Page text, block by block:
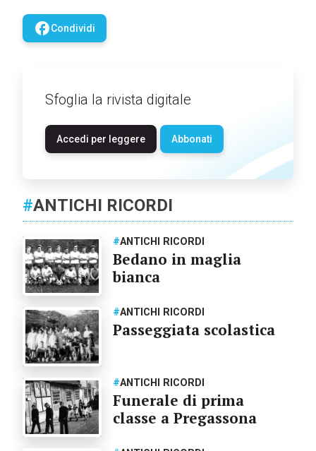
facebookCondividi
Sfoglia la rivista digitale
Accedi per leggere Abbonati
#ANTICHI RICORDI
#ANTICHI RICORDI
Bedano in maglia
bianca
#ANTICHI RICORDI
Passeggiata scolastica
#ANTICHI RICORDI
Funerale di prima
classe a Pregassona